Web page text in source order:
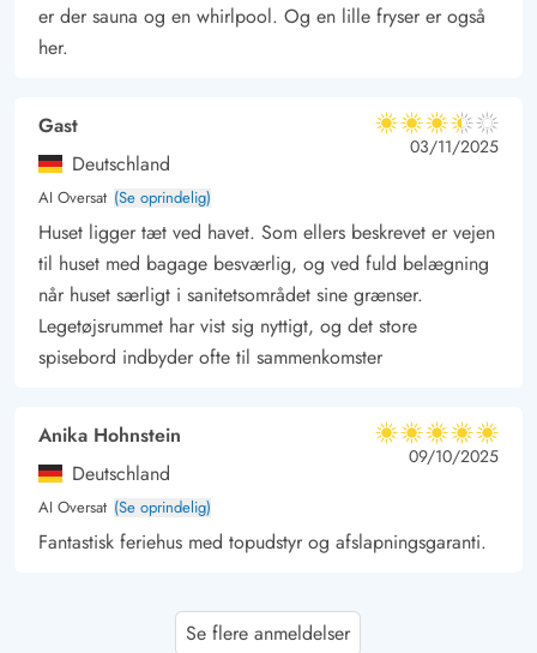
er der sauna og en whirlpool. Og en lille fryser er også
her.
Gast
Deutschland
AI Oversat (Se oprindelig)
3.5 ud af 5
3.5 ud af 5
3.5 out of 5
03/11/2025
Huset ligger tæt ved havet. Som ellers beskrevet er vejen
til huset med bagage besværlig, og ved fuld belægning
når huset særligt i sanitetsområdet sine grænser.
Legetøjsrummet har vist sig nyttigt, og det store
spisebord indbyder ofte til sammenkomster
Anika Hohnstein
Deutschland
AI Oversat (Se oprindelig)
5 ud af 5
5 ud af 5
5 out of 5
09/10/2025
Fantastisk feriehus med topudstyr og afslapningsgaranti.
Alexandra Krafft Se flere anmeldelser